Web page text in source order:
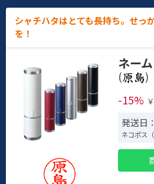
シャチハタはとても長持ち。せっ
を！
ネー
(
)
-15% ￥
発送日
ネコポス